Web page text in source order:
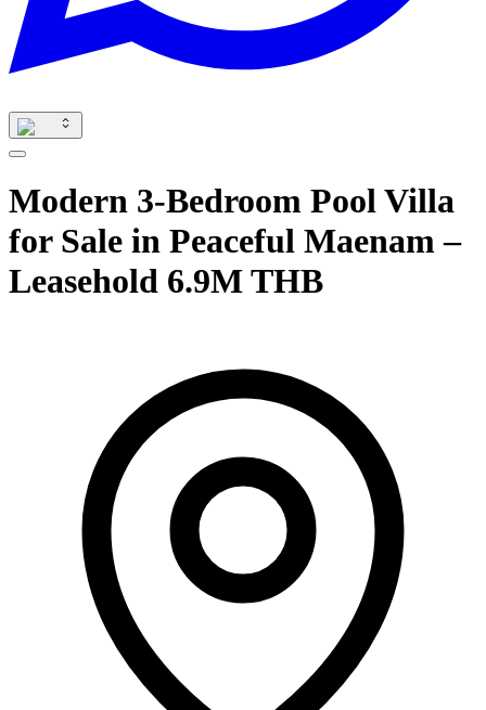
Modern 3-Bedroom Pool Villa
for Sale in Peaceful Maenam –
Leasehold 6.9M THB